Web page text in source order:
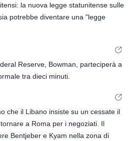
la nuova legge statunitense sulle
potrebbe diventare una "legge
Reserve, Bowman, parteciperà a
tra dieci minuti.
che il Libano insiste su un cessate il
a Roma per i negoziati. Il
Bentjeber e Kyam nella zona di